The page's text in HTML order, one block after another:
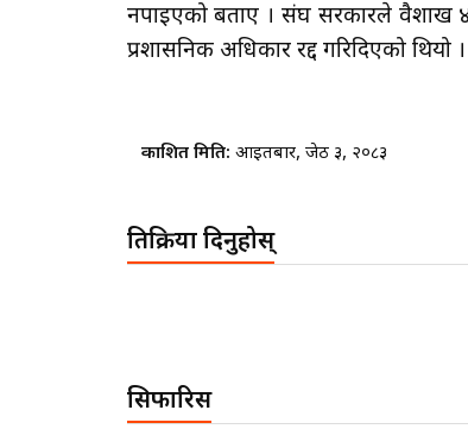
नपाइएको बताए । संघ सरकारले वैशाख
प्रशासनिक अधिकार रद्द गरिदिएको थियो ।
प्रकाशित मिति: आइतबार, जेठ ३, २०८३
प्रतिक्रिया दिनुहोस्
सिफारिस